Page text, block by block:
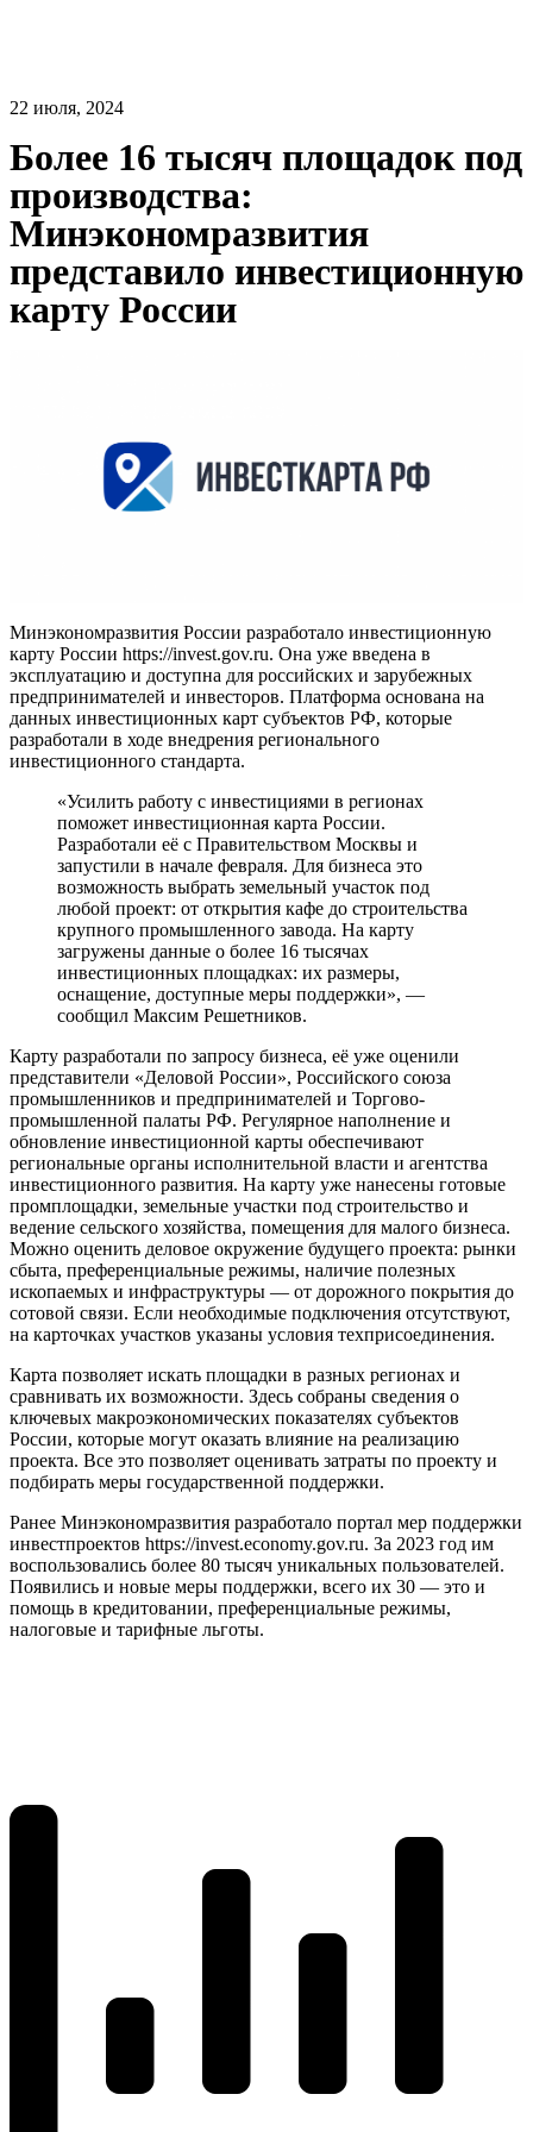
22 июля, 2024
Более 16 тысяч площадок под
производства:
Минэкономразвития
представило инвестиционную
карту России
Минэкономразвития России разработало инвестиционную
карту России https://invest.gov.ru. Она уже введена в
эксплуатацию и доступна для российских и зарубежных
предпринимателей и инвесторов. Платформа основана на
данных инвестиционных карт субъектов РФ, которые
разработали в ходе внедрения регионального
инвестиционного стандарта.
«Усилить работу с инвестициями в регионах
поможет инвестиционная карта России.
Разработали её с Правительством Москвы и
запустили в начале февраля. Для бизнеса это
возможность выбрать земельный участок под
любой проект: от открытия кафе до строительства
крупного промышленного завода. На карту
загружены данные о более 16 тысячах
инвестиционных площадках: их размеры,
оснащение, доступные меры поддержки», —
сообщил Максим Решетников.
Карту разработали по запросу бизнеса, её уже оценили
представители «Деловой России», Российского союза
промышленников и предпринимателей и Торгово-
промышленной палаты РФ. Регулярное наполнение и
обновление инвестиционной карты обеспечивают
региональные органы исполнительной власти и агентства
инвестиционного развития. На карту уже нанесены готовые
промплощадки, земельные участки под строительство и
ведение сельского хозяйства, помещения для малого бизнеса.
Можно оценить деловое окружение будущего проекта: рынки
сбыта, преференциальные режимы, наличие полезных
ископаемых и инфраструктуры — от дорожного покрытия до
сотовой связи. Если необходимые подключения отсутствуют,
на карточках участков указаны условия техприсоединения.
Карта позволяет искать площадки в разных регионах и
сравнивать их возможности. Здесь собраны сведения о
ключевых макроэкономических показателях субъектов
России, которые могут оказать влияние на реализацию
проекта. Все это позволяет оценивать затраты по проекту и
подбирать меры государственной поддержки.
Ранее Минэкономразвития разработало портал мер поддержки
инвестпроектов https://invest.economy.gov.ru. За 2023 год им
воспользовались более 80 тысяч уникальных пользователей.
Появились и новые меры поддержки, всего их 30 — это и
помощь в кредитовании, преференциальные режимы,
налоговые и тарифные льготы.